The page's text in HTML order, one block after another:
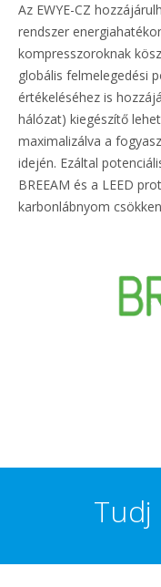
Az EWYE-CZ
rendszer
kompresszoroknak
globális felmelegedési
értékeléséhez is
hálózat) kiegészítő
maximalizálva a
idején. Ezáltal
BREEAM és a LEED
karbonlábnyom